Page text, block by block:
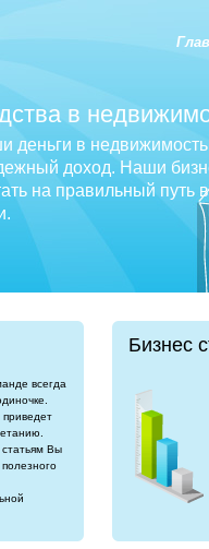
в
деньги в
доход. Наши
на правильный путь
всегда
Вы
Бизнес